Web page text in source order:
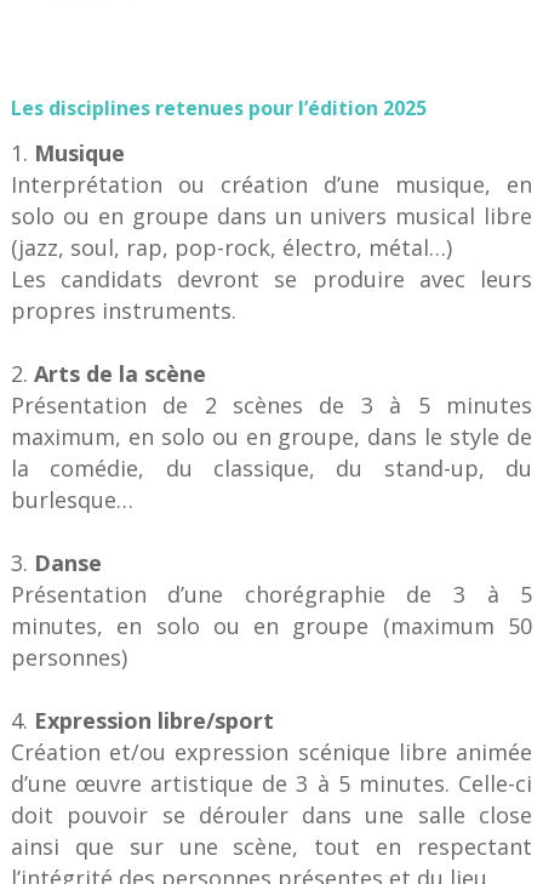
Les disciplines retenues pour l’édition 2025
Musique
Interprétation ou création d’une musique, en
solo ou en groupe dans un univers musical libre
(jazz, soul, rap, pop-rock, électro, métal…)
Les candidats devront se produire avec leurs
propres instruments.
Arts de la scène
Présentation de 2 scènes de 3 à 5 minutes
maximum, en solo ou en groupe, dans le style de
la comédie, du classique, du stand-up, du
burlesque…
Danse
Présentation d’une chorégraphie de 3 à 5
minutes, en solo ou en groupe (maximum 50
personnes)
Expression libre/sport
Création et/ou expression scénique libre animée
d’une œuvre artistique de 3 à 5 minutes. Celle-ci
doit pouvoir se dérouler dans une salle close
ainsi que sur une scène, tout en respectant
l’intégrité des personnes présentes et du lieu.